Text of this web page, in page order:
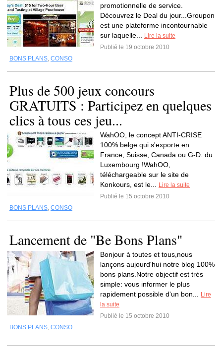
promotionnelle de service.
Découvrez le Deal du jour...Groupon
est une plateforme incontournable
sur laquelle...
Lire la suite
Publié le 19 octobre 2010
BONS PLANS, CONSO
Plus de 500 jeux concours
GRATUITS : Participez en quelques
clics à tous ces jeu...
WahOO, le concept ANTI-CRISE
100% belge qui s'exporte en
France, Suisse, Canada ou G-D. du
Luxembourg !WahOO,
téléchargeable sur le site de
Konkours, est le...
Lire la suite
Publié le 15 octobre 2010
BONS PLANS, CONSO
Lancement de "Be Bons Plans"
Bonjour à toutes et tous,nous
lançons aujourd'hui notre blog 100%
bons plans.Notre objectif est très
simple: vous informer le plus
rapidement possible d'un bon...
Lire
la suite
Publié le 15 octobre 2010
BONS PLANS, CONSO